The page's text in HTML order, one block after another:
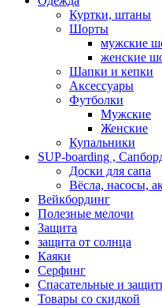
Куртки, штаны
Шорты
мужские
женские
Шапки и кепки
Аксессуары
Футболки
Мужские
Женские
Купальники
SUP-boarding ,
Доски для сапа
Вёсла, насосы,
Вейкбординг
Полезные мелочи
Защита
защита от солнца
Каяки
Серфинг
Спасательные и
Товары со скидкой